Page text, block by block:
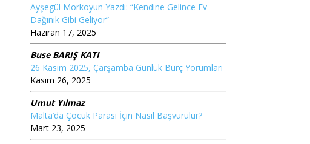
Ayşegül Morkoyun Yazdı: “Kendine Gelince Ev
Dağınık Gibi Geliyor”
Haziran 17, 2025
Buse BARIŞ KATI
26 Kasım 2025, Çarşamba Günlük Burç Yorumları
Kasım 26, 2025
Umut Yılmaz
Malta’da Çocuk Parası İçin Nasıl Başvurulur?
Mart 23, 2025